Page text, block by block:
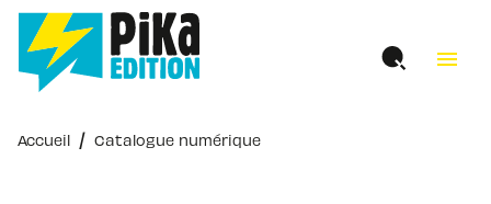
MENU RECHERCHE
PIED DE PAGE
menu
Accueil / Catalogue numérique